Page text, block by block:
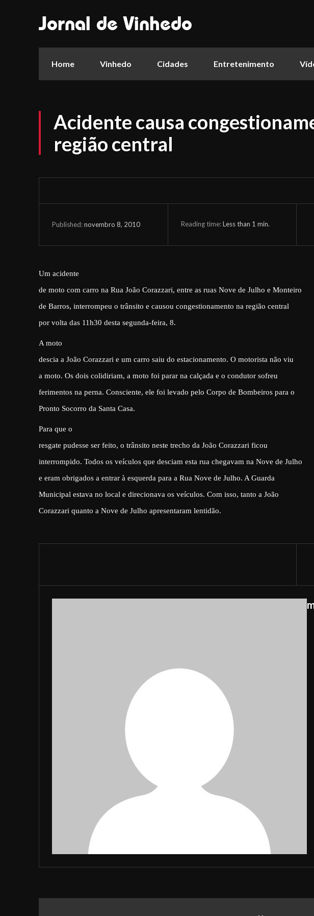
Jornal de Vinhedo
Home Vinhedo Cidades Entretenimento
Acidente causa
região central
Published:novembro 8, 2010 Reading time:Less than 1 min.
Um acidente
de moto com carro na Rua João Corazzari, entre as ruas Nove de Julho e Monteiro
de Barros, interrompeu o trânsito e causou congestionamento na região central
por volta das 11h30 desta segunda-feira, 8.
A moto
descia a João Corazzari e um carro saiu do estacionamento. O motorista não viu
a moto. Os dois colidiriam, a moto foi parar na calçada e o condutor sofreu
ferimentos na perna. Consciente, ele foi levado pelo Corpo de Bombeiros para o
Pronto Socorro da Santa Casa.
Para que o
resgate pudesse ser feito, o trânsito neste trecho da João Corazzari ficou
interrompido. Todos os veículos que desciam esta rua chegavam na Nove de Julho
e eram obrigados a entrar à esquerda para a Rua Nove de Julho. A Guarda
Municipal estava no local e direcionava os veículos. Com isso, tanto a João
Corazzari quanto a Nove de Julho apresentaram lentidão.